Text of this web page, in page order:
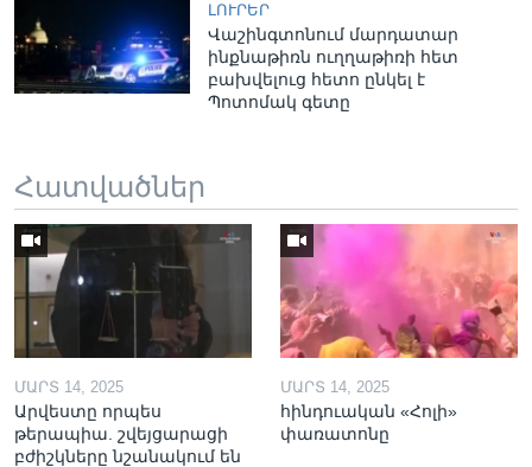
ԼՈՒՐԵՐ
Վաշինգտոնում մարդատար
ինքնաթիռն ուղղաթիռի հետ
բախվելուց հետո ընկել է
Պոտոմակ գետը
Հատվածներ
ՄԱՐՏ 14, 2025
Արվեստը որպես
թերապիա. շվեյցարացի
բժիշկները նշանակում են
ՄԱՐՏ 14, 2025
հինդուական «Հոլի»
փառատոնը